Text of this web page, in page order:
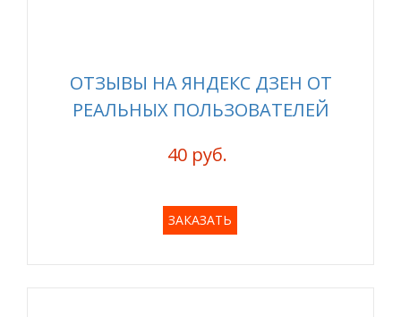
ОТЗЫВЫ НА ЯНДЕКС ДЗЕН ОТ
РЕАЛЬНЫХ ПОЛЬЗОВАТЕЛЕЙ
40 руб.
ЗАКАЗАТЬ